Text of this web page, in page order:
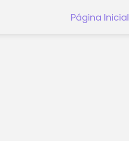
Página Inicial